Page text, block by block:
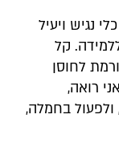
נגיש ויעיל
קל
לחוסן
רואה,
בחמלה,